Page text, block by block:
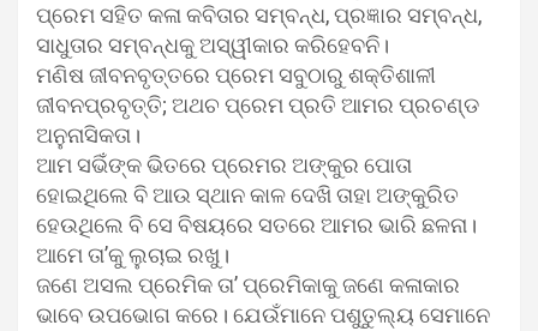
ପ୍ରେମ ସହିତ କଳା କବିତାର ସମ୍ବନ୍ଧ, ପ୍ରଜ୍ଞାର ସମ୍ବନ୍ଧ,
ସାଧୁତାର ସମ୍ବନ୍ଧକୁ ଅସ୍ୱୀକାର କରିହେବନି।
ମଣିଷ ଜୀବନବୃତ୍ତରେ ପ୍ରେମ ସବୁଠାରୁ ଶକ୍ତିଶାଳୀ
ଜୀବନପ୍ରବୃତ୍ତି; ଅଥଚ ପ୍ରେମ ପ୍ରତି ଆମର ପ୍ରଚଣ୍ଡ
ଅନୁନାସିକତା।
ଆମ ସଭିଁଙ୍କ ଭିତରେ ପ୍ରେମର ଅଙ୍କୁର ପୋତା
ହୋଇଥିଲେ ବି ଆଉ ସ୍ଥାନ କାଳ ଦେଖି ତାହା ଅଙ୍କୁରିତ
ହେଉଥିଲେ ବି ସେ ବିଷୟରେ ସତରେ ଆମର ଭାରି ଛଳନା।
ଆମେ ତା’କୁ ଲୁଚାଇ ରଖୁ।
ଜଣେ ଅସଲ ପ୍ରେମିକ ତା’ ପ୍ରେମିକାକୁ ଜଣେ କଳାକାର
ଭାବେ ଉପଭୋଗ କରେ। ଯେଉଁମାନେ ପଶୁତୁଲ୍ୟ ସେମାନେ